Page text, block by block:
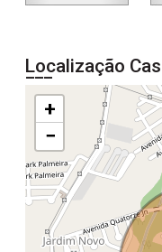
Localização
+
−